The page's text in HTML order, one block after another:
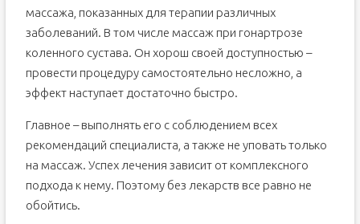
массажа, показанных для терапии различных
заболеваний. В том числе массаж при гонартрозе
коленного сустава. Он хорош своей доступностью –
провести процедуру самостоятельно несложно, а
эффект наступает достаточно быстро.
Главное – выполнять его с соблюдением всех
рекомендаций специалиста, а также не уповать только
на массаж. Успех лечения зависит от комплексного
подхода к нему. Поэтому без лекарств все равно не
обойтись.